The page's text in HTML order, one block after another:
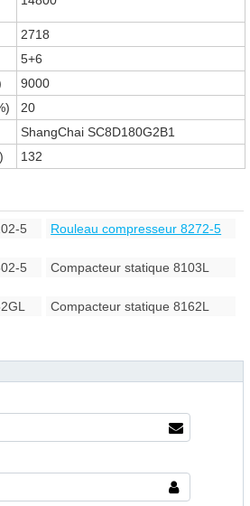
2718
5+6
9000
20
ShangChai SC8D180G2B1
132
5 Rouleau compresseur 8272-5
5 Compacteur statique 8103L
Compacteur statique 8162L